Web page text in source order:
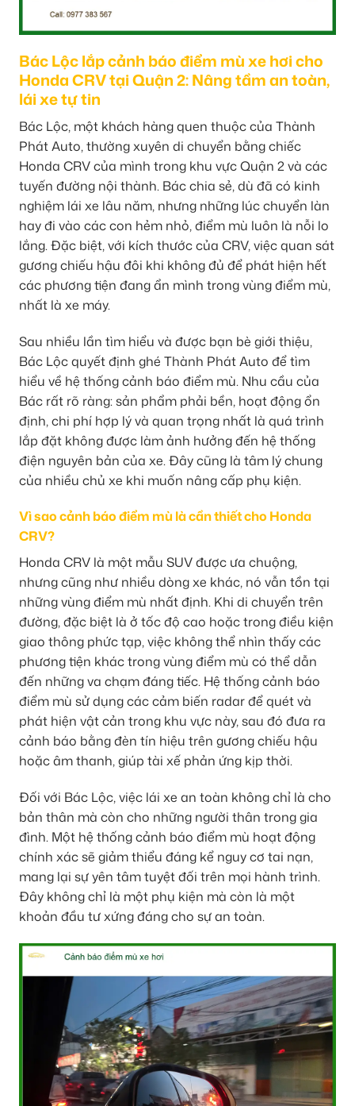
Bác Lộc lắp cảnh báo điểm mù xe hơi cho
Honda CRV tại Quận 2: Nâng tầm an toàn,
lái xe tự tin
Bác Lộc, một khách hàng quen thuộc của Thành
Phát Auto, thường xuyên di chuyển bằng chiếc
Honda CRV của mình trong khu vực Quận 2 và các
tuyến đường nội thành. Bác chia sẻ, dù đã có kinh
nghiệm lái xe lâu năm, nhưng những lúc chuyển làn
hay đi vào các con hẻm nhỏ, điểm mù luôn là nỗi lo
lắng. Đặc biệt, với kích thước của CRV, việc quan sát
gương chiếu hậu đôi khi không đủ để phát hiện hết
các phương tiện đang ẩn mình trong vùng điểm mù,
nhất là xe máy.
Sau nhiều lần tìm hiểu và được bạn bè giới thiệu,
Bác Lộc quyết định ghé Thành Phát Auto để tìm
hiểu về hệ thống cảnh báo điểm mù. Nhu cầu của
Bác rất rõ ràng: sản phẩm phải bền, hoạt động ổn
định, chi phí hợp lý và quan trọng nhất là quá trình
lắp đặt không được làm ảnh hưởng đến hệ thống
điện nguyên bản của xe. Đây cũng là tâm lý chung
của nhiều chủ xe khi muốn nâng cấp phụ kiện.
Vì sao cảnh báo điểm mù là cần thiết cho Honda
CRV?
Honda CRV là một mẫu SUV được ưa chuộng,
nhưng cũng như nhiều dòng xe khác, nó vẫn tồn tại
những vùng điểm mù nhất định. Khi di chuyển trên
đường, đặc biệt là ở tốc độ cao hoặc trong điều kiện
giao thông phức tạp, việc không thể nhìn thấy các
phương tiện khác trong vùng điểm mù có thể dẫn
đến những va chạm đáng tiếc. Hệ thống cảnh báo
điểm mù sử dụng các cảm biến radar để quét và
phát hiện vật cản trong khu vực này, sau đó đưa ra
cảnh báo bằng đèn tín hiệu trên gương chiếu hậu
hoặc âm thanh, giúp tài xế phản ứng kịp thời.
Đối với Bác Lộc, việc lái xe an toàn không chỉ là cho
bản thân mà còn cho những người thân trong gia
đình. Một hệ thống cảnh báo điểm mù hoạt động
chính xác sẽ giảm thiểu đáng kể nguy cơ tai nạn,
mang lại sự yên tâm tuyệt đối trên mọi hành trình.
Đây không chỉ là một phụ kiện mà còn là một
khoản đầu tư xứng đáng cho sự an toàn.